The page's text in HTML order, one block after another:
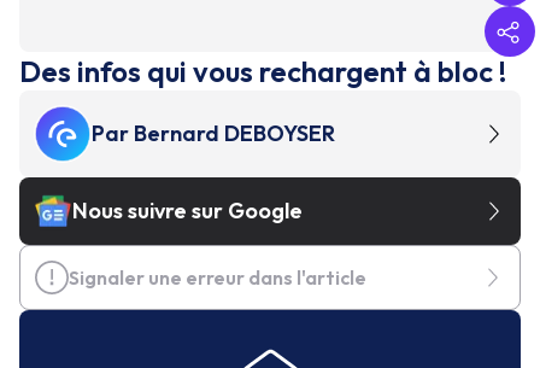
Des infos qui vous rechargent à bloc !
Par Bernard DEBOYSER
Nous suivre sur Google
Signaler une erreur dans l'article